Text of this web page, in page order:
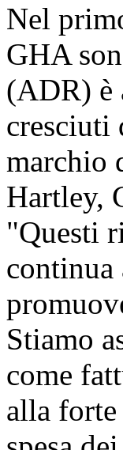
Nel
GHA
(ADR) è
cresciuti
marchio
Hartley,
"Questi
continua
Stiamo
come
alla